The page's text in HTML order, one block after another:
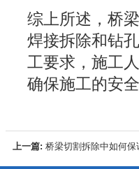
综上所述，桥
焊接拆除和钻
工要求，施工
确保施工的安
上一篇:桥梁切割拆除中如何